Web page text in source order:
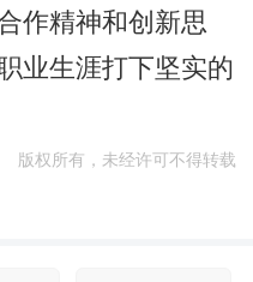
作精神和创新思
业生涯打下坚实的
版权所有，未经许可不得转载